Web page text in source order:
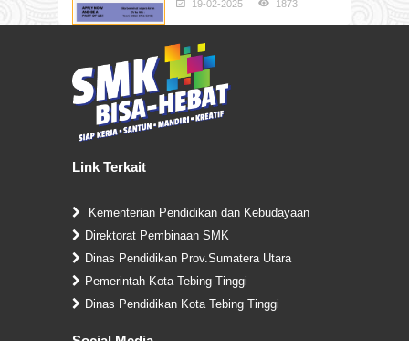
19-02-2025 1873
Link Terkait
Kementerian Pendidikan dan Kebudayaan
Direktorat Pembinaan SMK
Dinas Pendidikan Prov.Sumatera Utara
Pemerintah Kota Tebing Tinggi
Dinas Pendidikan Kota Tebing Tinggi